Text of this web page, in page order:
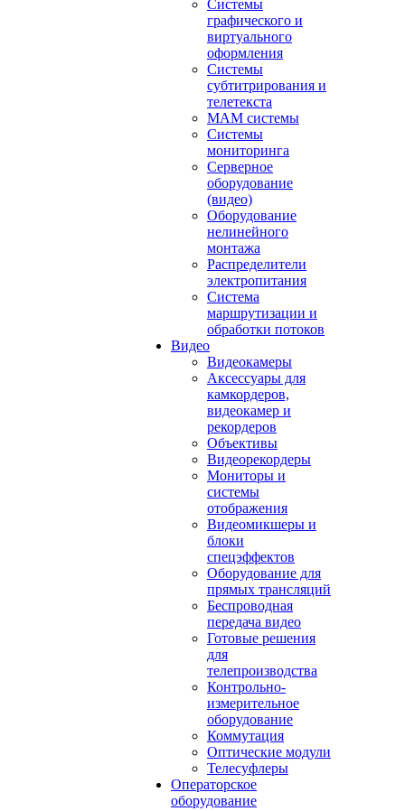
Системы
графического и
виртуального
оформления
Системы
субтитрирования и
телетекста
MAM системы
Системы
мониторинга
Серверное
оборудование
(видео)
Оборудование
нелинейного
монтажа
Распределители
электропитания
Система
маршрутизации и
обработки потоков
Видео
Видеокамеры
Аксессуары для
камкордеров,
видеокамер и
рекордеров
Объективы
Видеорекордеры
Мониторы и
системы
отображения
Видеомикшеры и
блоки
спецэффектов
Оборудование для
прямых трансляций
Беспроводная
передача видео
Готовые решения
для
телепроизводства
Контрольно-
измерительное
оборудование
Коммутация
Оптические модули
Телесуфлеры
Операторское
оборудование